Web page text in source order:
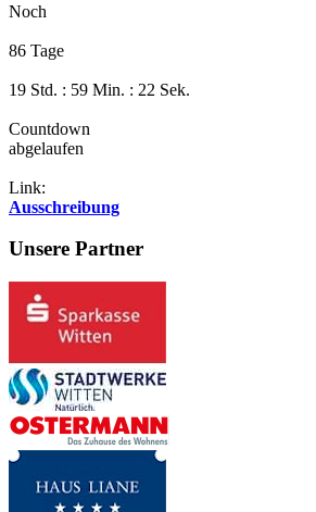
Noch
86 Tage
19 Std. : 59 Min. : 22 Sek.
Countdown
abgelaufen
Link:
Ausschreibung
Unsere Partner